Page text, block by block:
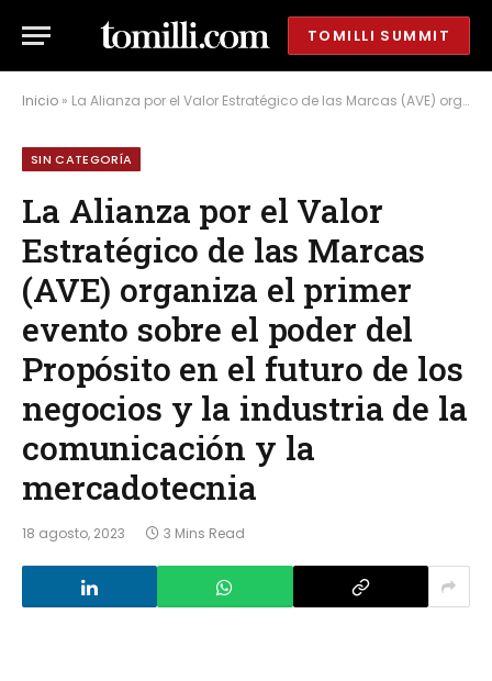
TOMILLI SUMMIT
Inicio » La Alianza por el Valor Estratégico de las Marcas (AVE) organiza el primer evento sobre el poder del Propósito en el futuro de los negocios y la industria de la comunicación y la mercadotecnia
SIN CATEGORÍA
La Alianza por el Valor
Estratégico de las Marcas
(AVE) organiza el primer
evento sobre el poder del
Propósito en el futuro de los
negocios y la industria de la
comunicación y la
mercadotecnia
18 agosto, 2023 3 Mins Read